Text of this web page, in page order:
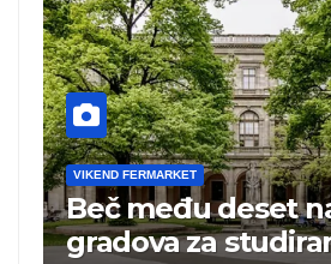
VIKEND FERMARKET
Beč među deset
gradova za